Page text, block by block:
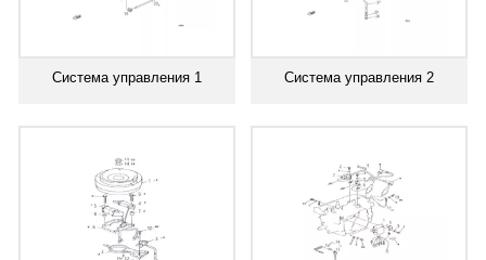
Система управления 1 Система управления 2